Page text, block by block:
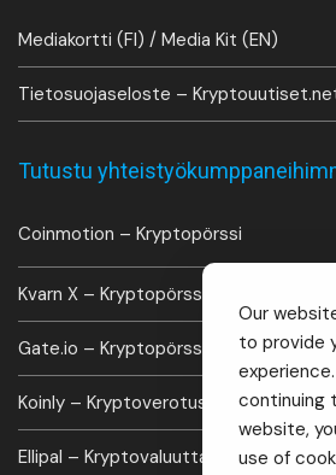
Mediakortti (FI) / Media Kit (EN)
Tietosuojaseloste –
Tutustu
Coinmotion – Kryptopörssi
Kvarn X – Kryptopörssi
Gate.io – Kryptopörssi
Koinly – Kryptoverotus laskuri
Ellipal – Kryptovaluutta lompakko
Our
to provide
continuing
website,
use of